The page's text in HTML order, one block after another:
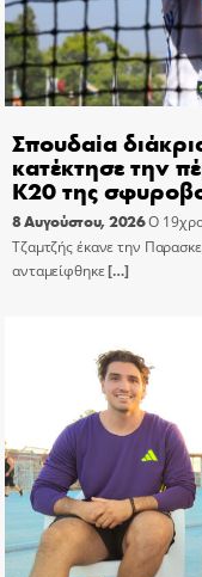
Σπουδαία
κατέκτησε την
Κ20 της
8 Αυγούστου, 2026Ο
Τζαμτζής έκανε την
ανταμείφθηκε[…]